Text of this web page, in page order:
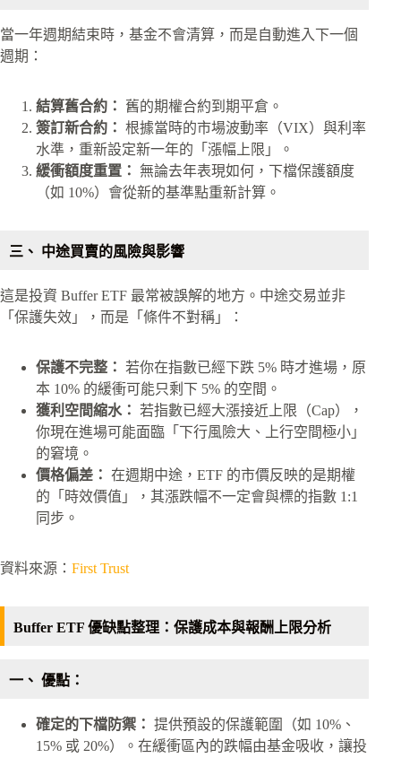
當一年週期結束時，基金不會清算，而是自動進入下一個
週期：
結算舊合約：
舊的期權合約到期平倉。
簽訂新合約： 根據當時的市場波動率（VIX）與利率
水準，重新設定新一年的「漲幅上限」。
緩衝額度重置： 無論去年表現如何，下檔保護額度
（如 10%）會從新的基準點重新計算。
三、 中途買賣的風險與影響
這是投資 Buffer ETF 最常被誤解的地方。中途交易並非
「保護失效」，而是「條件不對稱」：
保護不完整： 若你在指數已經下跌 5% 時才進場，原
本 10% 的緩衝可能只剩下 5% 的空間。
獲利空間縮水： 若指數已經大漲接近上限（Cap），
你現在進場可能面臨「下行風險大、上行空間極小」
的窘境。
價格偏差： 在週期中途，ETF 的市價反映的是期權
的「時效價值」，其漲跌幅不一定會與標的指數 1:1
同步。
資料來源： First Trust
Buffer ETF 優缺點整理：保護成本與報酬上限分析
一、 優點：
確定的下檔防禦： 提供預設的保護範圍（如 10%、
15% 或 20%）。在緩衝區內的跌幅由基金吸收，讓投